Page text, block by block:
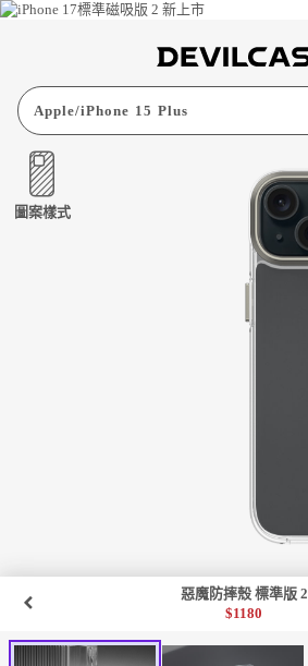
Apple/iPhone 15 Plus
圖案樣式
惡魔防摔殼 標準版 2
$1180